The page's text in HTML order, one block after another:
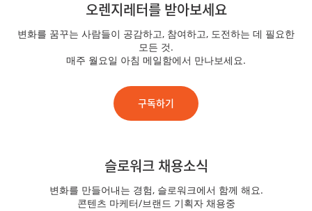
오렌지레터를 받아보세요
변화를 꿈꾸는 사람들이 공감하고, 참여하고, 도전하는 데 필요한
모든 것.
매주 월요일 아침 메일함에서 만나보세요.
구독하기
슬로워크 채용소식
변화를 만들어내는 경험, 슬로워크에서 함께 해요.
콘텐츠 마케터/브랜드 기획자 채용중